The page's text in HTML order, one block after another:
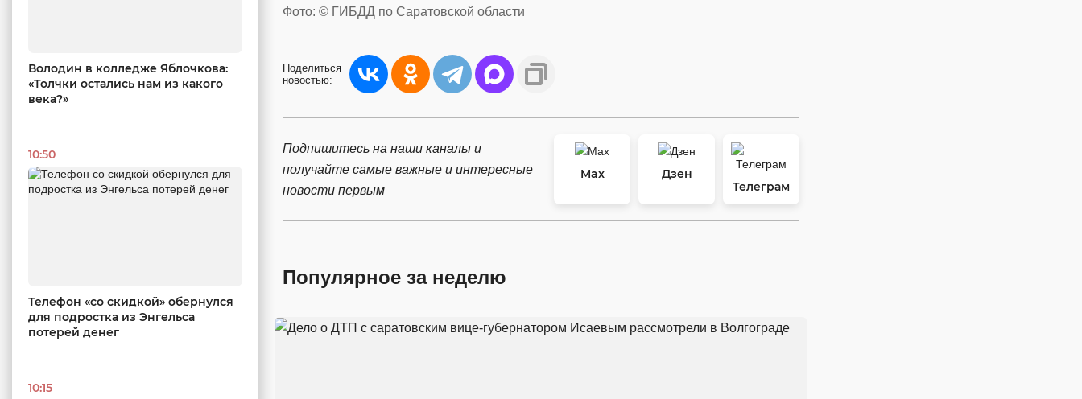
Володин в колледже Яблочкова:
«Толчки остались нам из какого
века?»
10:50
Телефон «со скидкой» обернулся
для подростка из Энгельса
потерей денег
10:15
Фото: © ГИБДД по Саратовской области
Поделиться
новостью:
Подпишитесь на наши каналы и
получайте самые важные и интересные
новости первым
Max
Дзен
Телеграм
Популярное за неделю